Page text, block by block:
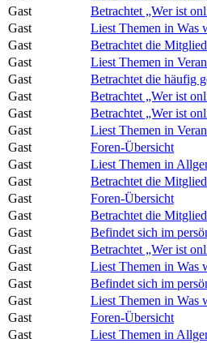
Gast
Betrachtet „Wer ist
Gast
Liest Themen in Was
Gast
Betrachtet die
Gast
Liest Themen in
Gast
Betrachtet die häufig
Gast
Betrachtet „Wer ist
Gast
Betrachtet „Wer ist
Gast
Liest Themen in
Gast
Foren-Übersicht
Gast
Liest Themen in
Gast
Betrachtet die
Gast
Foren-Übersicht
Gast
Betrachtet die
Gast
Befindet sich im
Gast
Betrachtet „Wer ist
Gast
Liest Themen in Was
Gast
Befindet sich im
Gast
Liest Themen in Was
Gast
Foren-Übersicht
Gast
Liest Themen in